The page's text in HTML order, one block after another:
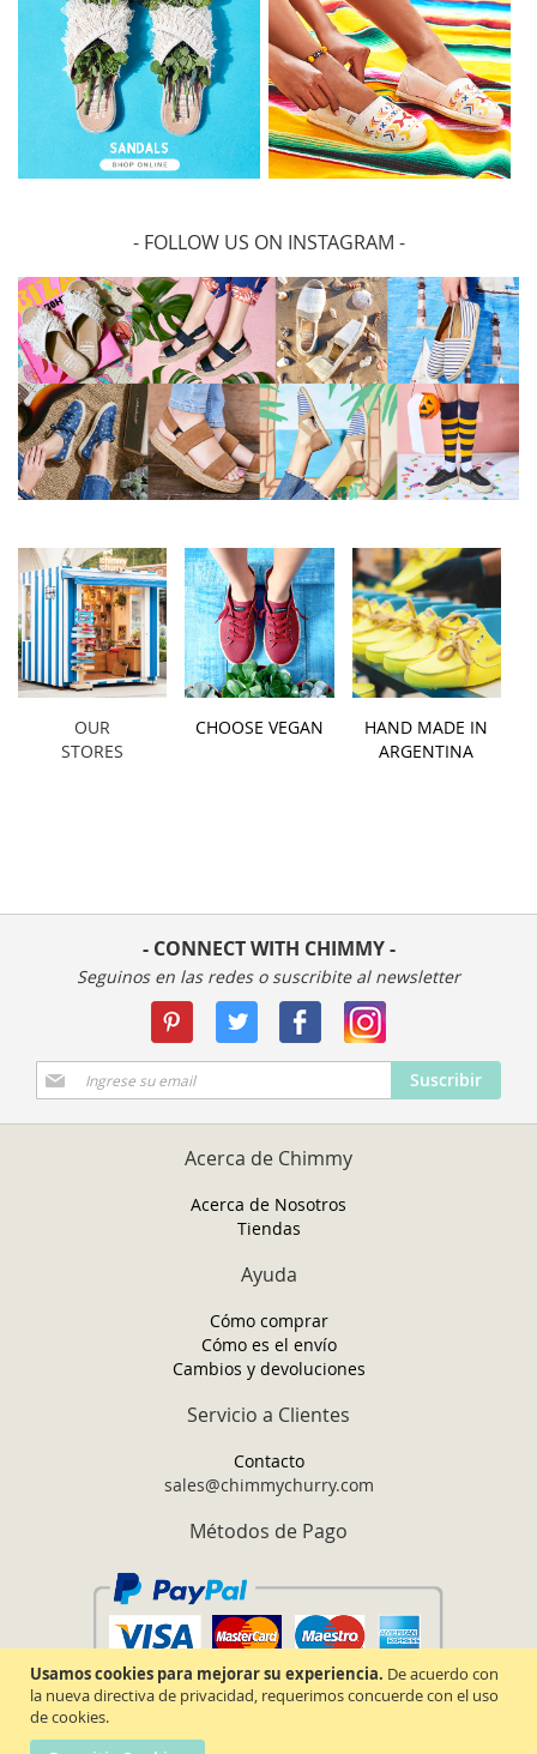
Usamos cookies para mejorar su experiencia. De acuerdo con
la nueva directiva de privacidad, requerimos concuerde con el uso
de cookies.
- FOLLOW US ON INSTAGRAM -
OUR
STORES
CHOOSE VEGAN
HAND MADE IN
ARGENTINA
- CONNECT WITH CHIMMY -
Seguinos en las redes o suscribite al newsletter
Suscríbase
a
Nuestro
Suscribir
Acerca de Chimmy
Acerca de Nosotros
Tiendas
Ayuda
Cómo comprar
Cómo es el envío
Cambios y devoluciones
Servicio a Clientes
Contacto
sales@chimmychurry.com
Métodos de Pago
Chimmy Churry TM. Todos los derechos reservados.